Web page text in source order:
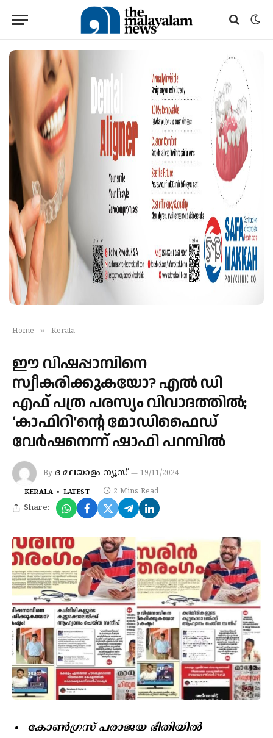
Home » Kerala
ഈ വിഷപ്പാമ്പിനെ
സ്വീകരിക്കുകയോ? എൽ ഡി
എഫ് പത്ര പരസ്യം വിവാദത്തിൽ;
‘കാഫിറി’ന്റെ മോഡിഫൈഡ്
വേർഷനെന്ന് ഷാഫി പറമ്പിൽ
By ദ മലയാളം ന്യൂസ്‌ 19/11/2024
KERALA LATEST 2 Mins Read
Share:
കോൺഗ്രസ് പരാജയ ഭീതിയിൽ